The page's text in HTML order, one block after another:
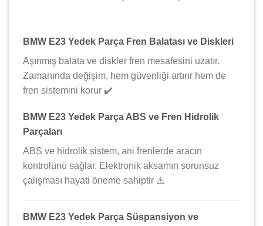
BMW E23 Yedek Parça Fren Balatası ve Diskleri
Aşınmış balata ve diskler fren mesafesini uzatır.
Zamanında değişim, hem güvenliği artırır hem de
fren sistemini korur ✔️
BMW E23 Yedek Parça ABS ve Fren Hidrolik
Parçaları
ABS ve hidrolik sistem, ani frenlerde aracın
kontrolünü sağlar. Elektronik aksamın sorunsuz
çalışması hayati öneme sahiptir ⚠️
BMW E23 Yedek Parça Süspansiyon ve